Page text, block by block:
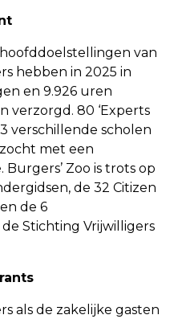
van
hebben in 2025 in
en 9.926 uren
verzorgd. 80 ‘Experts
verschillende scholen
met een
Zoo is trots op
de 32 Citizen
de 6
Stichting Vrijwilligers
als de zakelijke gasten